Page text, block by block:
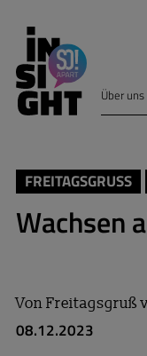
Über uns
FREITAGSGRUSS
Wachsen
VonFreitagsgruß
08.12.2023